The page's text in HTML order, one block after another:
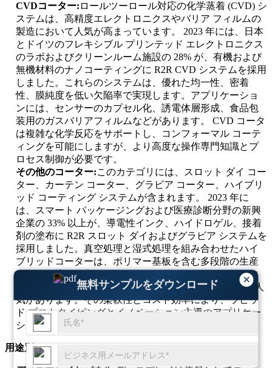
×
無料サンプルをダウンロード
CVDコーター: ロールツーロール対応の化学蒸着 (CVD) シ
ステムは、高精度エレクトロニクスやバリア フィルムの
製造において人気が高まっています。 2023 年には、日本
とドイツのフレキシブル プリンテッド エレクトロニクス
のラボおよびクリーンルーム施設の 28% が、有機および
無機材料のナノコーティングに R2R CVD システムを採用
しました。これらのシステムは、優れた均一性、密着
性、膜純度を低い欠陥率で実現します。アプリケーショ
ンには、センサーのカプセル化、誘電体層形成、食品包
装用のガスバリアフィルムなどがあります。 CVD コータ
は複雑な化学反応をサポートし、コンフォーマル コーテ
ィングを可能にしますが、より高度な操作専門知識とプ
ロセス制御が必要です。
その他のコーター:このカテゴリには、スロット ダイ コー
ター、カーテン コーター、グラビア コーター、ハイブリ
ッド コーティング システムが含まれます。 2023 年に
は、スマート パッケージングおよび医療診断分野の新興
企業の 33% 以上が、導電性インク、ハイドロゲル、接着
剤の塗布に R2R スロット ダイおよびグラビア システムを
採用しました。真空処理と湿式処理を組み合わせたハイ
ブリッドコーターは、ポリマー基板を含む多段階の生産
ラインで注目を集めています。これらのシステムは、
RFID タグ、薬物送達パッチ、光デバイスの中量生産に人
気があります。その柔軟性とコスト効率により、ラピッ
ド プロトタイピングとイノベーション主導のアプリケー
ションがサポートされます。
用途別